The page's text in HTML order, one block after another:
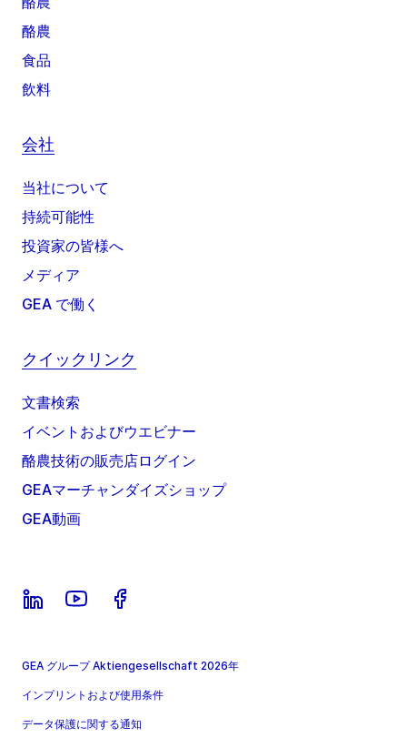
酪農
食品
飲料
会社
当社について
持続可能性
投資家の皆様へ
メディア
GEA で働く
クイックリンク
文書検索
イベントおよびウエビナー
酪農技術の販売店ログイン
GEAマーチャンダイズショップ
GEA動画
GEA グループ Aktiengesellschaft 2026年
インプリントおよび使用条件
データ保護に関する通知